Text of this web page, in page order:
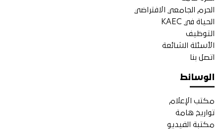
الحرم الجامعي الافتراضي
الحياة في KAEC
التوظيف
الأسئلة الشائعة
اتصل بنا
الوسائط
مكتب الإعلام
تواريخ هامة
مكتبة الفيديو